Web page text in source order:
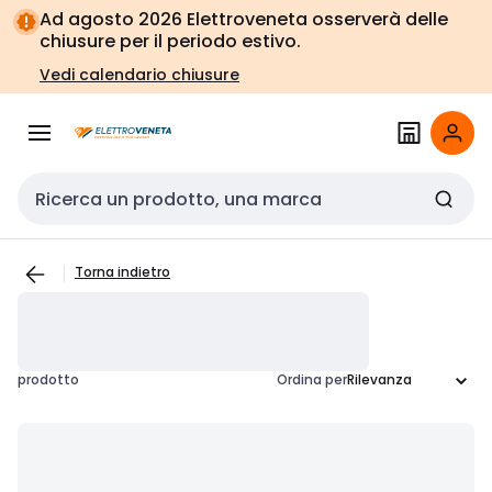
Vai alla
navigazione
Vai
alla
pagina
Ad agosto 2026 Elettroveneta osserverà delle
chiusure per il periodo estivo.
Vedi calendario chiusure
Cerca input
Torna indietro
prodotto Ordina per